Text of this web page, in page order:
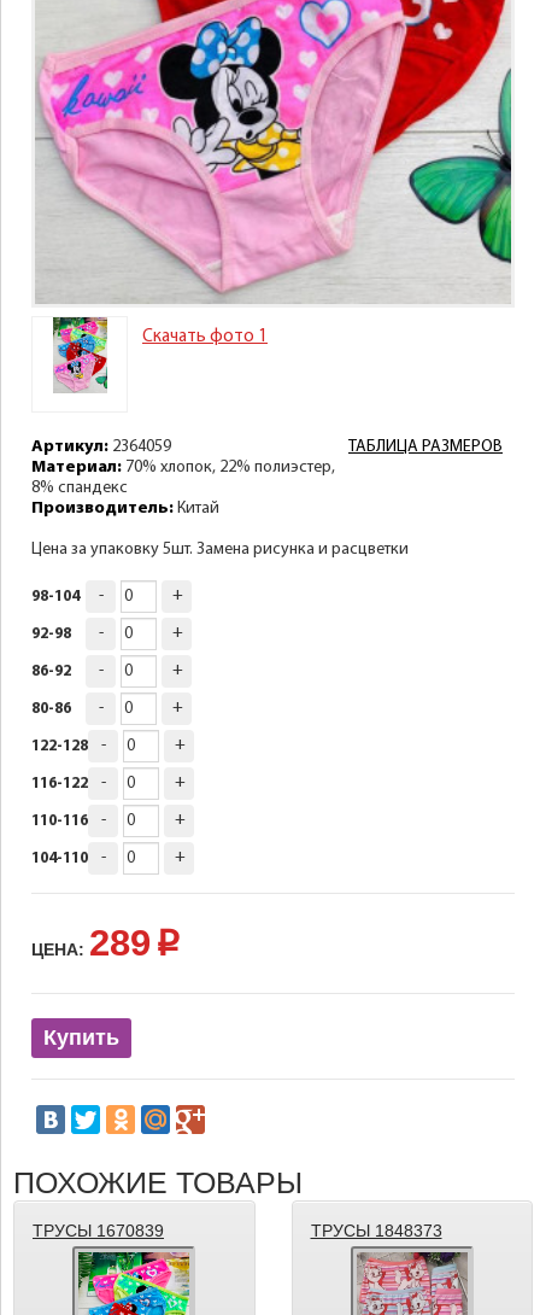
Скачать фото 1
ТАБЛИЦА РАЗМЕРОВ
Артикул: 2364059
Материал: 70% хлопок, 22% полиэстер,
8% спандекс
Производитель: Китай
Цена за упаковку 5шт. Замена рисунка и расцветки
98-104 - +
92-98 - +
86-92 - +
80-86 - +
122-128 - +
116-122 - +
110-116 - +
104-110 - +
ЦЕНА: 289 p
Купить
ПОХОЖИЕ ТОВАРЫ
ТРУСЫ 1670839 ТРУСЫ 1848373